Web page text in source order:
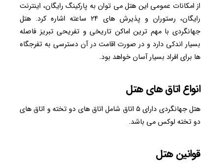
از امکانات عمومی این هتل می توان به پارکینگ رایگان، اینترنت
رایگان، رستوران و پذیرش های ۲۴ ساعته اشاره کرد. هتل
جهانگردی با مهم ترین اماکن تاریخی و تفریحی تبریز فاصله
بسیار اندکی دارد و در صورت اقامت در آن دسترسی به تفرجگاه
ها برای افراد بسیار آسان خواهد بود.
انواع اتاق های هتل
هتل جهانگردی دارای ۵ اتاق شامل اتاق های دو تخته و اتاق های
دو تخته لوکس می باشد.
قوانین هتل